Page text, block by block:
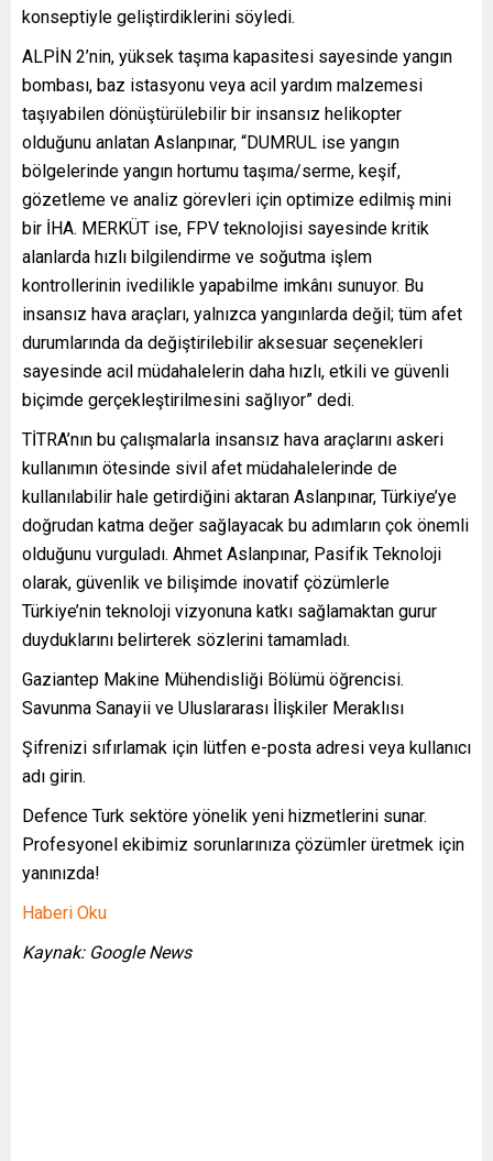
konseptiyle geliştirdiklerini söyledi.
ALPİN 2’nin, yüksek taşıma kapasitesi sayesinde yangın
bombası, baz istasyonu veya acil yardım malzemesi
taşıyabilen dönüştürülebilir bir insansız helikopter
olduğunu anlatan Aslanpınar, “DUMRUL ise yangın
bölgelerinde yangın hortumu taşıma/serme, keşif,
gözetleme ve analiz görevleri için optimize edilmiş mini
bir İHA. MERKÜT ise, FPV teknolojisi sayesinde kritik
alanlarda hızlı bilgilendirme ve soğutma işlem
kontrollerinin ivedilikle yapabilme imkânı sunuyor. Bu
insansız hava araçları, yalnızca yangınlarda değil; tüm afet
durumlarında da değiştirilebilir aksesuar seçenekleri
sayesinde acil müdahalelerin daha hızlı, etkili ve güvenli
biçimde gerçekleştirilmesini sağlıyor” dedi.
TİTRA’nın bu çalışmalarla insansız hava araçlarını askeri
kullanımın ötesinde sivil afet müdahalelerinde de
kullanılabilir hale getirdiğini aktaran Aslanpınar, Türkiye’ye
doğrudan katma değer sağlayacak bu adımların çok önemli
olduğunu vurguladı. Ahmet Aslanpınar, Pasifik Teknoloji
olarak, güvenlik ve bilişimde inovatif çözümlerle
Türkiye’nin teknoloji vizyonuna katkı sağlamaktan gurur
duyduklarını belirterek sözlerini tamamladı.
Gaziantep Makine Mühendisliği Bölümü öğrencisi.
Savunma Sanayii ve Uluslararası İlişkiler Meraklısı
Şifrenizi sıfırlamak için lütfen e-posta adresi veya kullanıcı
adı girin.
Defence Turk sektöre yönelik yeni hizmetlerini sunar.
Profesyonel ekibimiz sorunlarınıza çözümler üretmek için
yanınızda!
Haberi Oku
Kaynak: Google News